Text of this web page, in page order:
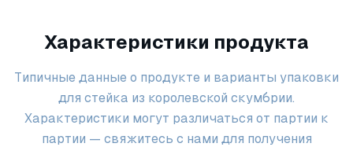
Характеристики продукта
Типичные данные о продукте и варианты упаковки
для стейка из королевской скумбрии.
Характеристики могут различаться от партии к
партии — свяжитесь с нами для получения